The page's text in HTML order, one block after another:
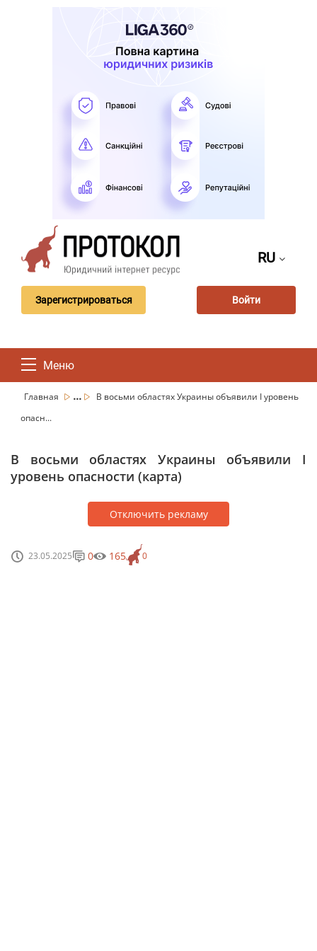
RU
Зарегистрироваться Войти
Меню
Главная ...
В восьми областях Украины объявили І уровень
опасн...
В восьми областях Украины объявили І
уровень опасности (карта)
Отключить рекламу
23.05.2025 0
0 165